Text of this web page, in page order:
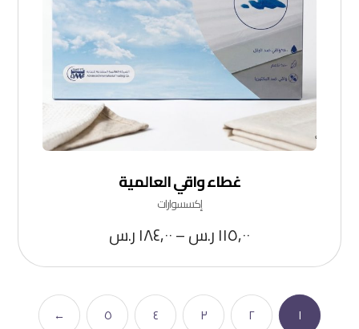
غطاء واقي العالمية
إكسسوارات
١١٥,٠٠ر.س–١٨٤,٠٠ر.س
١ ٢ ٣ ٤ ٥ ←